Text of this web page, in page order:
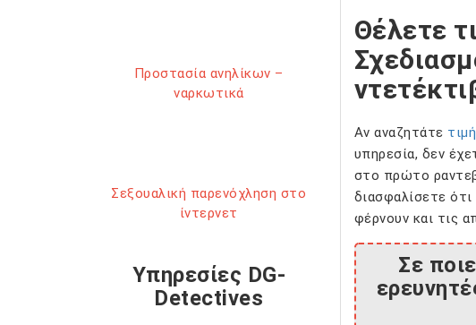
Θέλετε
Αν αναζητάτε
υπηρεσία, δεν
στο πρώτο
διασφαλίσετε
φέρνουν και τις
Σε
Προστασία ανηλίκων –
ναρκωτικά
Σεξουαλική παρενόχληση στο
ίντερνετ
Υπηρεσίες DG-
Detectives